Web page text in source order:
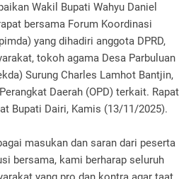
Wakil Bupati Wahyu Daniel
bersama Forum Koordinasi
yang dihadiri anggota DPRD,
tokoh agama Desa Parbuluan
Surung Charles Lamhot Bantjin,
Daerah (OPD) terkait. Rapat
Bupati Dairi, Kamis (13/11/2025).
masukan dan saran dari peserta
bersama, kami berharap seluruh